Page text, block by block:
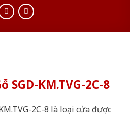
SGD-KM.TVG-2C-8
2C-8 là loại cửa được